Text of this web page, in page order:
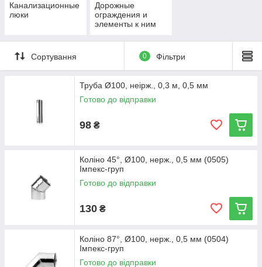
Канализационные
люки
Дорожные
ограждения и
элементы к ним
Сортування 0 Фільтри
Труба Ø100, неірж., 0,3 м, 0,5 мм
Готово до відправки
98 ₴
Коліно 45°, Ø100, нерж., 0,5 мм (0505)
Імпекс-груп
Готово до відправки
130 ₴
Коліно 87°, Ø100, нерж., 0,5 мм (0504)
Імпекс-груп
Готово до відправки